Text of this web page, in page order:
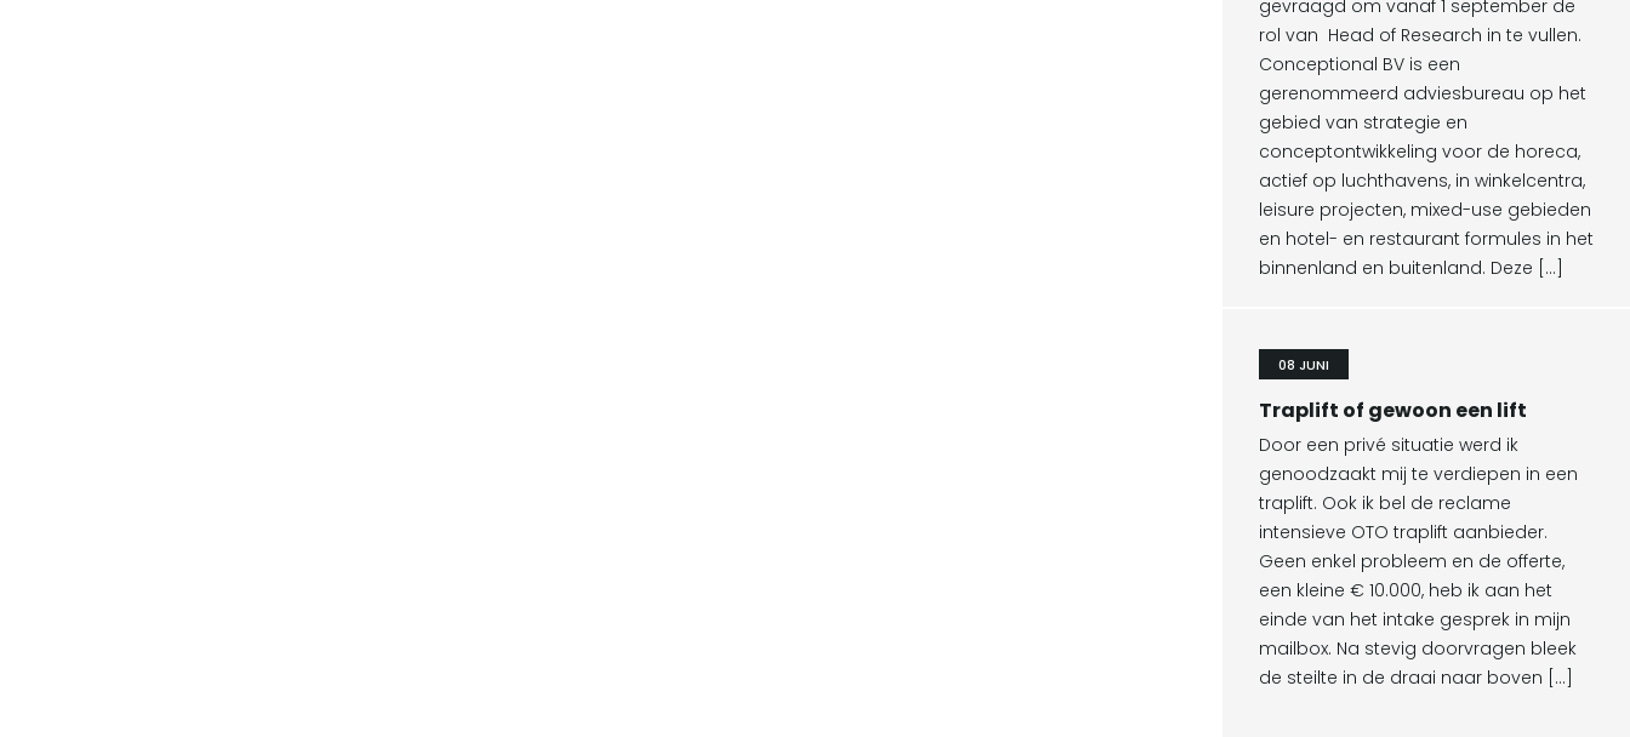
gevraagd om vanaf 1 september de
rol van Head of Research in te vullen.
Conceptional BV is een
gerenommeerd adviesbureau op het
gebied van strategie en
conceptontwikkeling voor de horeca,
actief op luchthavens, in winkelcentra,
leisure projecten, mixed-use gebieden
en hotel- en restaurant formules in het
binnenland en buitenland. Deze […]
08 JUNI
Traplift of gewoon een lift
Door een privé situatie werd ik
genoodzaakt mij te verdiepen in een
traplift. Ook ik bel de reclame
intensieve OTO traplift aanbieder.
Geen enkel probleem en de offerte,
een kleine € 10.000, heb ik aan het
einde van het intake gesprek in mijn
mailbox. Na stevig doorvragen bleek
de steilte in de draai naar boven […]